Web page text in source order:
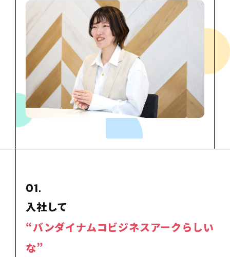
01.
入社して
“バンダイナムコビジネスアークらしい
な”